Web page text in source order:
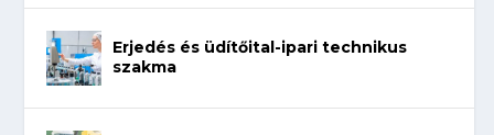
Erjedés és üdítőital-ipari technikus
szakma